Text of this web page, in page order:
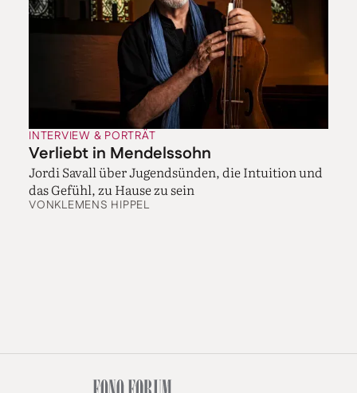
INTERVIEW & PORTRÄT
Verliebt in Mendelssohn
Jordi Savall über Jugendsünden, die Intuition und
das Gefühl, zu Hause zu sein
VONKLEMENS HIPPEL